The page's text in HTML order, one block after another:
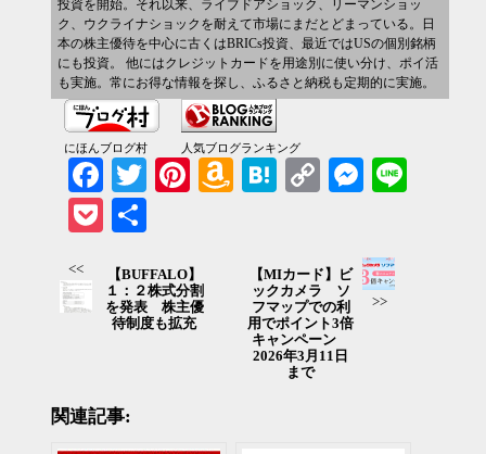
投資を開始。それ以来、ライブドアショック、リーマンショッ
ク、ウクライナショックを耐えて市場にまだとどまっている。日
本の株主優待を中心に古くはBRICs投資、最近ではUSの個別銘柄
にも投資。 他にはクレジットカードを用途別に使い分け、ポイ活
も実施。常にお得な情報を探し、ふるさと納税も定期的に実施。
にほんブログ村 人気ブログランキング
FacebookTwitter PinterestAmazonHatena
Copy
Messenger
Pocket
<<
【BUFFALO】
１：２株式分割
を発表 株主優
待制度も拡充
【MIカード】ビ
ックカメラ ソ
フマップでの利
用でポイント3倍
キャンペーン
2026年3月11日
まで
>>
関連記事: